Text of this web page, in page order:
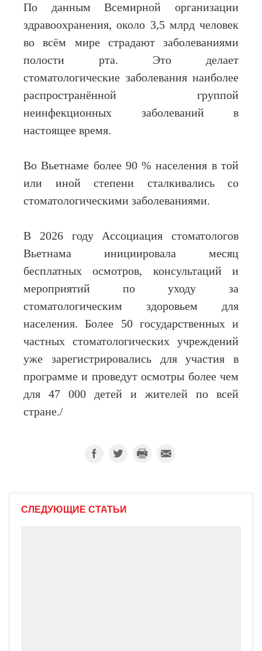
По данным Всемирной организации
здравоохранения, около 3,5 млрд человек
во всём мире страдают заболеваниями
полости рта. Это делает
стоматологические заболевания наиболее
распространённой группой
неинфекционных заболеваний в
настоящее время.
Во Вьетнаме более 90 % населения в той
или иной степени сталкивались со
стоматологическими заболеваниями.
В 2026 году Ассоциация стоматологов
Вьетнама инициировала месяц
бесплатных осмотров, консультаций и
мероприятий по уходу за
стоматологическим здоровьем для
населения. Более 50 государственных и
частных стоматологических учреждений
уже зарегистрировались для участия в
программе и проведут осмотры более чем
для 47 000 детей и жителей по всей
стране./
СЛЕДУЮЩИЕ СТАТЬИ